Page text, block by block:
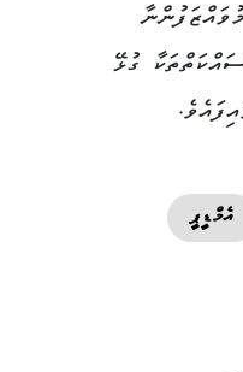
ގުޅޭ
އެމްޑީޕީ